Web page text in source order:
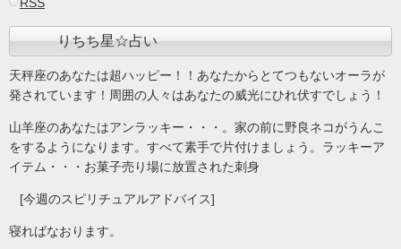
RSS
りちち星☆占い
天秤座のあなたは超ハッピー！！あなたからとてつもないオーラが
発されています！周囲の人々はあなたの威光にひれ伏すでしょう！
山羊座のあなたはアンラッキー・・・。家の前に野良ネコがうんこ
をするようになります。すべて素手で片付けましょう。ラッキーア
イテム・・・お菓子売り場に放置された刺身
[今週のスピリチュアルアドバイス]
寝ればなおります。